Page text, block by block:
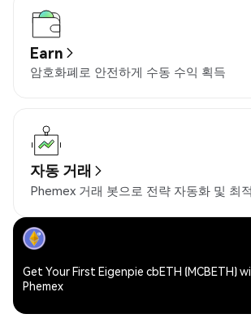
Earn
암호화폐로 안전하게 수동 수익 획득
자동 거래
Phemex 거래 봇으로 전략 자동화 및 최
Get Your First Eigenpie cbETH (MCBETH)
Phemex